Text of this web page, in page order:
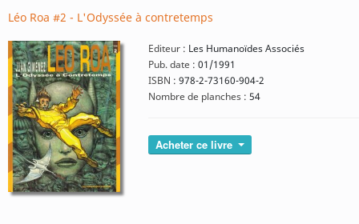
Léo Roa #2 - L'Odyssée à contretemps
Editeur : Les Humanoïdes Associés
Pub. date : 01/1991
ISBN : 978-2-73160-904-2
Nombre de planches : 54
Acheter ce livre